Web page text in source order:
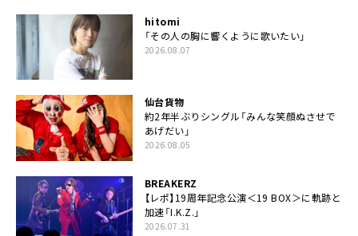
hitomi
「その人の胸に響くように歌いたい」
2026.08.07
仙台貨物
約2年半ぶりシングル「みんな笑顔ぬさせで
あげだい」
2026.08.05
BREAKERZ
【レポ】19周年記念公演＜19 BOX＞に軌跡と
加速「I.K.Z.」
2026.07.31